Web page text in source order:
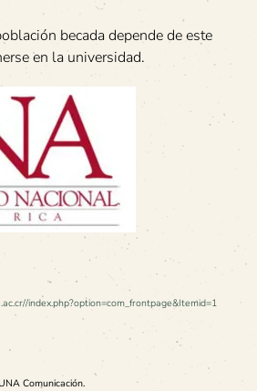
becada depende de este
en la universidad.
index.php?option=com_frontpage&Itemid=1
Comunicación.